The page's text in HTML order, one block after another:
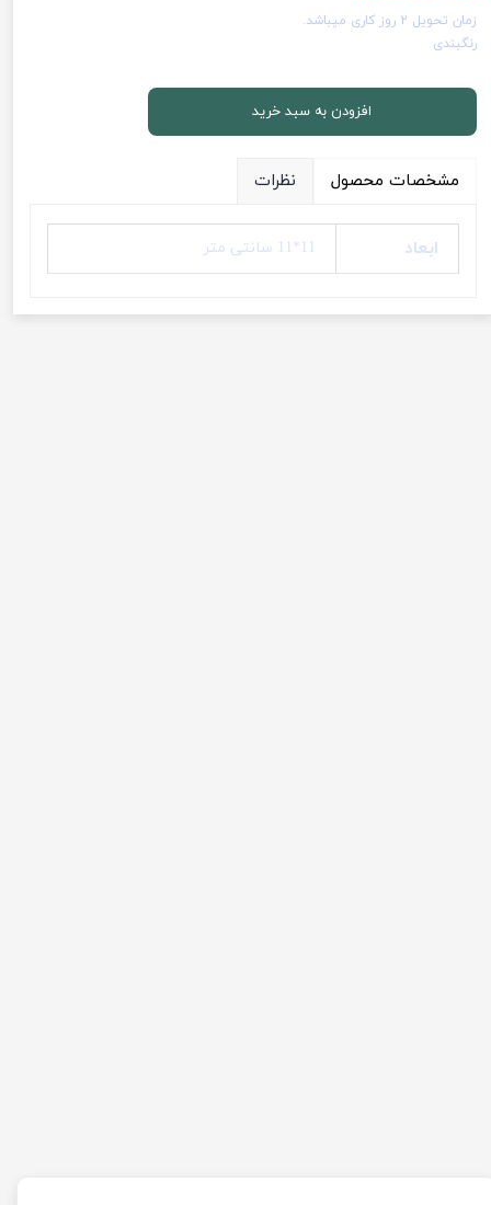
زمان تحویل 2 روز کاری میباشد.
رنگبندی
افزودن به سبد خرید
مشخصات محصول نظرات
ابعاد 11*11 سانتی متر